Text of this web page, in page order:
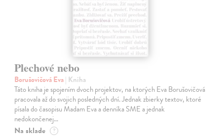
Plechové nebo
Borušovičová Eva| Kniha
Táto kniha je spojením dvoch projektov, na ktorých Eva Borušovičová
pracovala až do svojich posledných dní. Jednak zbierky textov, ktoré
písala do časopisu Madam Eva a denníka SME a jednak
nedokončenej…
Na sklade ?